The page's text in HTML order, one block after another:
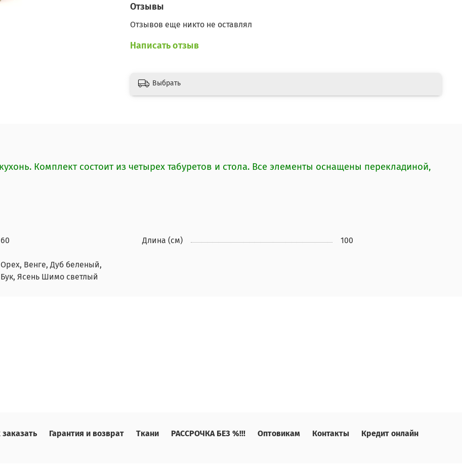
Отзывы
Отзывов еще никто не оставлял
Написать отзыв
Выбрать
Комплект состоит из четырех табуретов и стола. Все элементы оснащены перекладиной,
60 Длина (см) 100
Орех, Венге, Дуб беленый,
Бук, Ясень Шимо светлый
заказать Гарантия и возврат Ткани РАССРОЧКА БЕЗ %!!! Оптовикам Контакты Кредит онлайн